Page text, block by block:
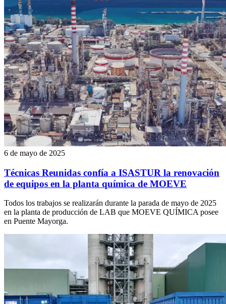
6 de mayo de 2025
Técnicas Reunidas confía a ISASTUR la renovación
de equipos en la planta química de MOEVE
Todos los trabajos se realizarán durante la parada de mayo de 2025
en la planta de producción de LAB que MOEVE QUÍMICA posee
en Puente Mayorga.